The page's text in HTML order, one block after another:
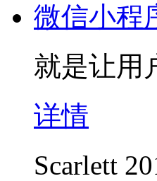
微信小程
就是让用
详情
Scarlett